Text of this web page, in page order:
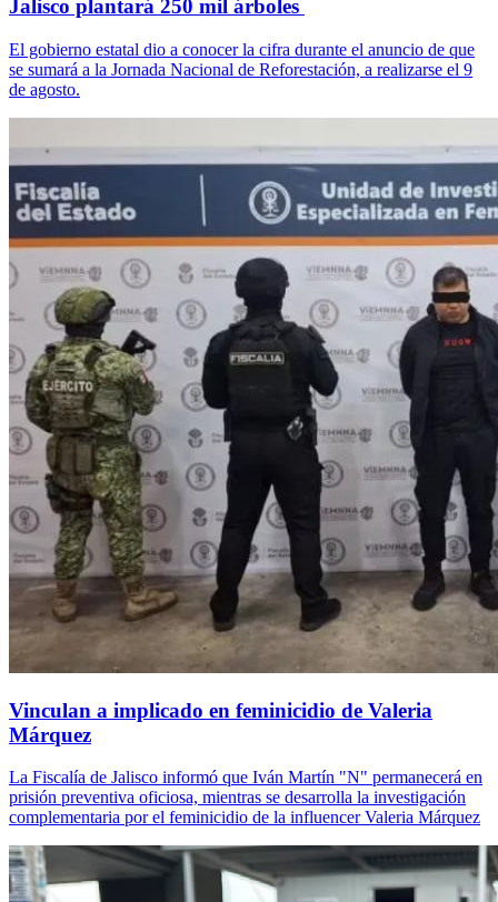
Jalisco plantará 250 mil árboles
El gobierno estatal dio a conocer la cifra durante el anuncio de que
se sumará a la Jornada Nacional de Reforestación, a realizarse el 9
de agosto.
Vinculan a implicado en feminicidio de Valeria
Márquez
La Fiscalía de Jalisco informó que Iván Martín "N" permanecerá en
prisión preventiva oficiosa, mientras se desarrolla la investigación
complementaria por el feminicidio de la influencer Valeria Márquez